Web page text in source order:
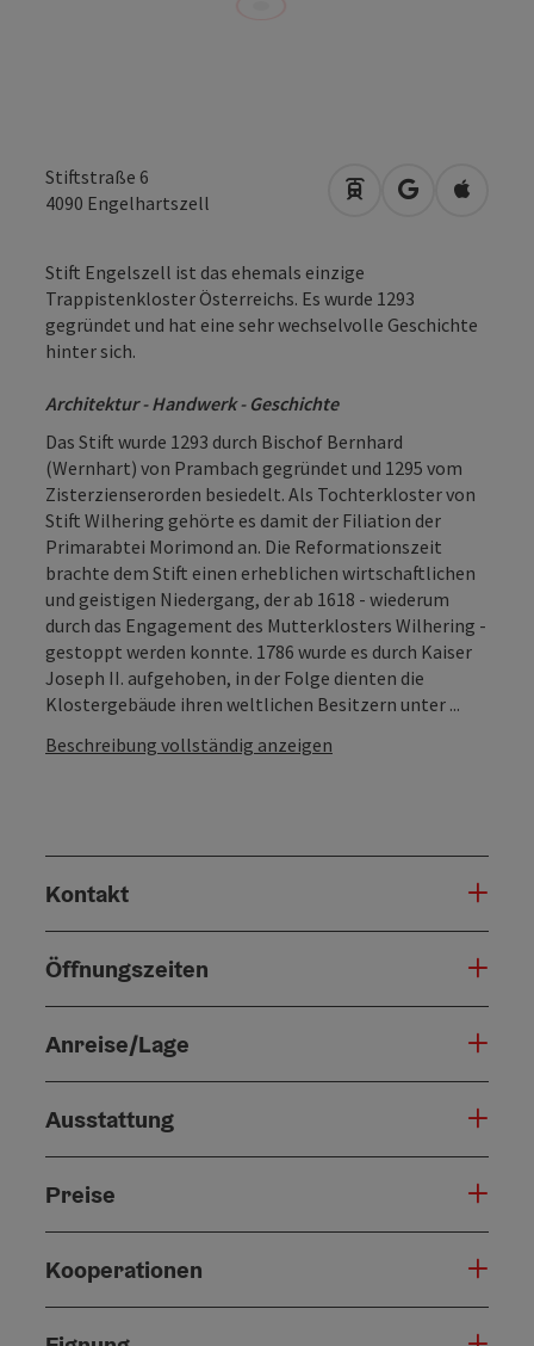
Stiftstraße 6
4090 Engelhartszell Anreise mit
in Google
in
Stift Engelszell ist das ehemals einzige
Trappistenkloster Österreichs. Es wurde 1293
gegründet und hat eine sehr wechselvolle Geschichte
hinter sich.
Architektur - Handwerk - Geschichte
Das Stift wurde 1293 durch Bischof Bernhard
(Wernhart) von Prambach gegründet und 1295 vom
Zisterzienserorden besiedelt. Als Tochterkloster von
Stift Wilhering gehörte es damit der Filiation der
Primarabtei Morimond an. Die Reformationszeit
brachte dem Stift einen erheblichen wirtschaftlichen
und geistigen Niedergang, der ab 1618 - wiederum
durch das Engagement des Mutterklosters Wilhering -
gestoppt werden konnte. 1786 wurde es durch Kaiser
Joseph II. aufgehoben, in der Folge dienten die
Klostergebäude ihren weltlichen Besitzern unter ...
Beschreibung vollständig anzeigen
Kontakt
Öffnungszeiten
Anreise/Lage
Ausstattung
Preise
Kooperationen